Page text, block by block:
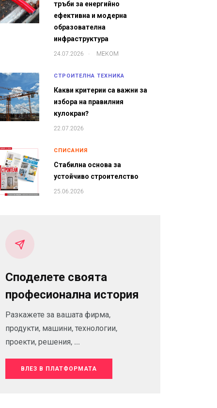
тръби за енергийно
ефективна и модерна
образователна
инфраструктура
24.07.2026 . МЕКОМ
СТРОИТЕЛНА ТЕХНИКА
Какви критерии са важни за
избора на правилния
кулокран?
22.07.2026
СПИСАНИЯ
Стабилна основа за
устойчиво строителство
25.06.2026
Споделете своята
професионална история
Разкажете за вашата фирма,
продукти, машини, технологии,
проекти, решения, ...
ВЛЕЗ В ПЛАТФОРМАТА